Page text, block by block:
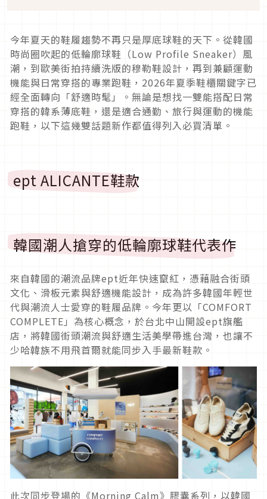
今年夏天的鞋履趨勢不再只是厚底球鞋的天下。從韓國
時尚圈吹起的低輪廓球鞋（Low Profile Sneaker）風
潮，到歐美街拍持續洗版的穆勒鞋設計，再到兼顧運動
機能與日常穿搭的專業跑鞋，2026年夏季鞋櫃關鍵字已
經全面轉向「舒適時髦」。無論是想找一雙能搭配日常
穿搭的韓系薄底鞋，還是適合通勤、旅行與運動的機能
跑鞋，以下這幾雙話題新作都值得列入必買清單。
ept ALICANTE鞋款
韓國潮人搶穿的低輪廓球鞋代表作
來自韓國的潮流品牌ept近年快速竄紅，憑藉融合街頭
文化、滑板元素與舒適機能設計，成為許多韓國年輕世
代與潮流人士愛穿的鞋履品牌。今年更以「COMFORT
COMPLETE」為核心概念，於台北中山開設ept旗艦
店，將韓國街頭潮流與舒適生活美學帶進台灣，也讓不
少哈韓族不用飛首爾就能同步入手最新鞋款。
此次同步登場的《Morning Calm》膠囊系列，以韓國